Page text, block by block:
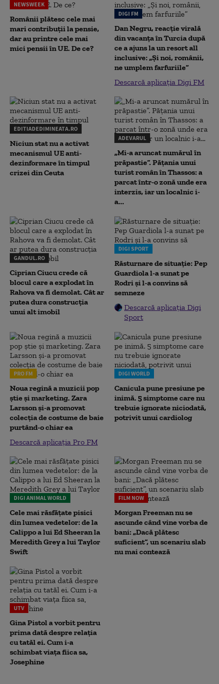
NEWSWEEK
Românii plătesc cele mai
mari contribuții la pensie,
dar au printre cele mai
mici pensii în UE. De ce?
DIGI FM
Dan Negru, reacție virală
din vacanța în Turcia după
ce a ajuns la un resort all
inclusive: „Și noi, românii,
ne umplem farfuriile”
Descarcă aplicația Digi FM
EDITIADEDIMINEATA.RO
Niciun stat nu a activat
mecanismul UE anti-
dezinformare în timpul
crizei din Ceuta
ADEVARUL
„Mi-a aruncat numărul în
prăpastie”. Pățania unui
turist român în Thassos: a
parcat într-o zonă unde era
interzis, iar un localnic i-
a...
GANDUL.RO
Ciprian Ciucu crede că
blocul care a explodat în
Rahova va fi demolat. Cât ar
putea dura construcția
unui alt imobil
DIGI SPORT
Răsturnare de situație: Pep
Guardiola l-a sunat pe
Rodri și l-a convins să
semneze
Descarcă aplicația Digi
Sport
PRO FM
Noua regină a muzicii pop
știe și marketing. Zara
Larsson și-a promovat
colecția de costume de baie
purtând-o chiar ea
Descarcă aplicația Pro FM
DIGI WORLD
Canicula pune presiune pe
inimă. 5 simptome care nu
trebuie ignorate niciodată,
potrivit unui cardiolog
DIGI ANIMAL WORLD
Cele mai răsfățate pisici
din lumea vedetelor: de la
Calippo a lui Ed Sheeran la
Meredith Grey a lui Taylor
Swift
FILM NOW
Morgan Freeman nu se
ascunde când vine vorba de
bani: „Dacă plătesc
suficient”, un scenariu slab
nu mai contează
UTV
Gina Pistol a vorbit pentru
prima dată despre relația
cu tatăl ei. Cum i-a
schimbat viața fiica sa,
Josephine